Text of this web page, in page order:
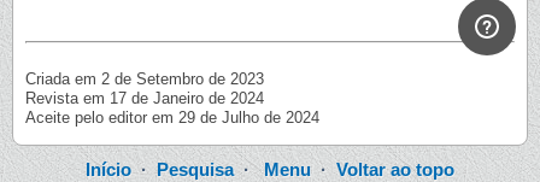
Criada em 2 de Setembro de 2023
Revista em 17 de Janeiro de 2024
Aceite pelo editor em 29 de Julho de 2024
Início·Pesquisa·Menu ·Voltar ao topo